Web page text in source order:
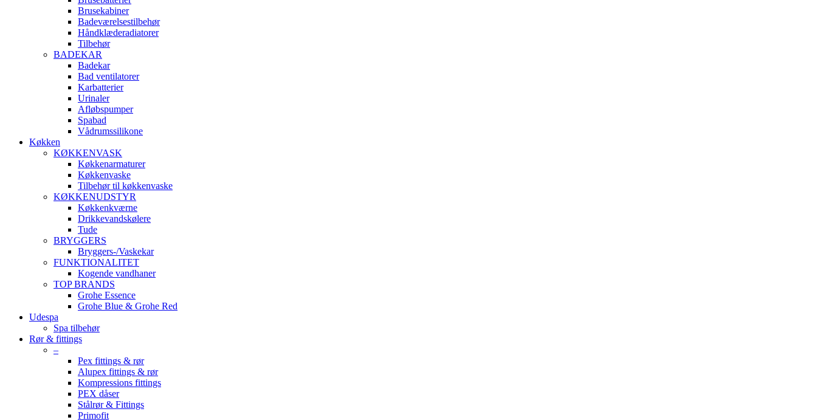
Brusekabiner
Badeværelsestilbehør
Håndklæderadiatorer
Tilbehør
BADEKAR
Badekar
Bad ventilatorer
Karbatterier
Urinaler
Afløbspumper
Spabad
Vådrumssilikone
Køkken
KØKKENVASK
Køkkenarmaturer
Køkkenvaske
Tilbehør til køkkenvaske
KØKKENUDSTYR
Køkkenkværne
Drikkevandskølere
Tude
BRYGGERS
Bryggers-/Vaskekar
FUNKTIONALITET
Kogende vandhaner
TOP BRANDS
Grohe Essence
Grohe Blue & Grohe Red
Udespa
Spa tilbehør
Rør & fittings
–
Pex fittings & rør
Alupex fittings & rør
Kompressions fittings
PEX dåser
Stålrør & Fittings
Primofit